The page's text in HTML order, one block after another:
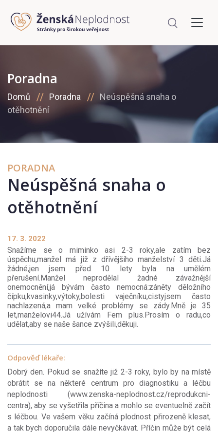
Poradna
Domů Poradna
Neúspěšná snaha o
otěhotnění
PORADNA
Neúspěšná snaha o
otěhotnění
17. 3. 2022
Snažíme se o miminko asi 2-3 roky,ale zatím bez
úspěchu,manžel má již z dřívějšího manželství 3 děti.Já
žádné,jen jsem před 10 lety byla na umělém
přerušení.Manžel neprodělal žadné závažnější
onemocnění,já bývám často nemocná:záněty děložního
čípku,kvasinky,výtoky,bolesti vaječníku,cistyjsem často
nachlazená,a mam velké problémy se zády.Mně je 35
let,manželovi44.Já užívám Fem plus.Prosím o radu,co
udělat,aby se naše šance zvýšili,děkuji.
Odpověď lékaře:
Dobrý den. Pokud se snažíte již 2-3 roky, bylo by na místě
obrátit se na některé centrum pro diagnostiku a léčbu
neplodnosti (www.zenska-neplodnost.cz/reprodukcni-
centra), aby se vyšetřila příčina a mohlo se eventuelně začít
s léčbou. Ve vašem věku začíná plodnost přirozeně klesat,
a tak bych doporučila dále nevyčkávat. Příčin může být celá